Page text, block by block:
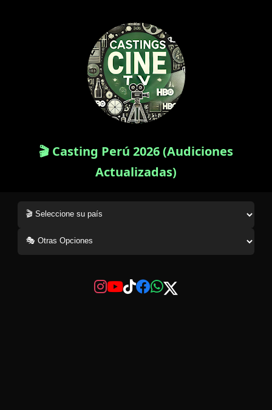
🎬 Casting Perú 2026 (Audiciones
Actualizadas)